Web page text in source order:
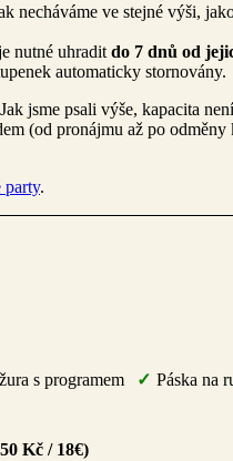
necháváme ve stejné výši,
nutné uhradit do 7 dnů od
automaticky stornovány.
Jak jsme psali výše, kapacita
(od pronájmu až po odměny
party.
s programem
Páska na
Kč / 18€)